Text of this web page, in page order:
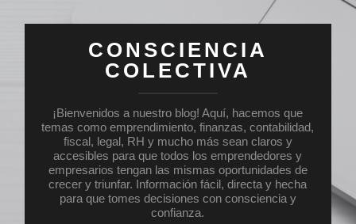
CONSCIENCIA
COLECTIVA
¡Bienvenidos a nuestro blog! Aquí, hacemos que
temas como emprendimiento, finanzas, contabilidad,
fiscal, legal, RH y mucho más sean claros y
accesibles para que todos los emprendedores y
empresarios tengan las mismas oportunidades de
crecer y triunfar. Información fácil, directa y hecha
para que tomes decisiones con consciencia y
confianza.